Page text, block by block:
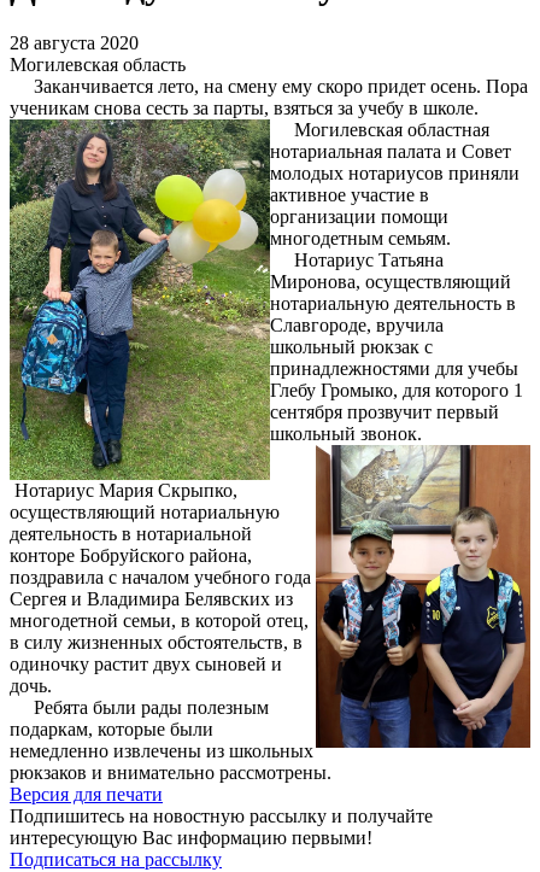
28 августа 2020
Могилевская область
Заканчивается лето, на смену ему скоро придет осень. Пора
ученикам снова сесть за парты, взяться за учебу в школе.
Могилевская областная
нотариальная палата и Совет
молодых нотариусов приняли
активное участие в
организации помощи
многодетным семьям.
Нотариус Татьяна
Миронова, осуществляющий
нотариальную деятельность в
Славгороде, вручила
школьный рюкзак с
принадлежностями для учебы
Глебу Громыко, для которого 1
сентября прозвучит первый
школьный звонок.
Нотариус Мария Скрыпко,
осуществляющий нотариальную
деятельность в нотариальной
конторе Бобруйского района,
поздравила с началом учебного года
Сергея и Владимира Белявских из
многодетной семьи, в которой отец,
в силу жизненных обстоятельств, в
одиночку растит двух сыновей и
дочь.
Ребята были рады полезным
подаркам, которые были
немедленно извлечены из школьных
рюкзаков и внимательно рассмотрены.
Версия для печати
Подпишитесь на новостную рассылку и получайте
интересующую Вас информацию первыми!
Подписаться на рассылку